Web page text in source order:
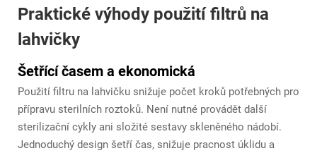
Praktické výhody použití filtrů na
lahvičky
Šetřící časem a ekonomická
Použití filtru na lahvičku snižuje počet kroků potřebných pro
přípravu sterilních roztoků. Není nutné provádět další
sterilizační cykly ani složité sestavy skleněného nádobí.
Jednoduchý design šetří čas, snižuje pracnost úklidu a